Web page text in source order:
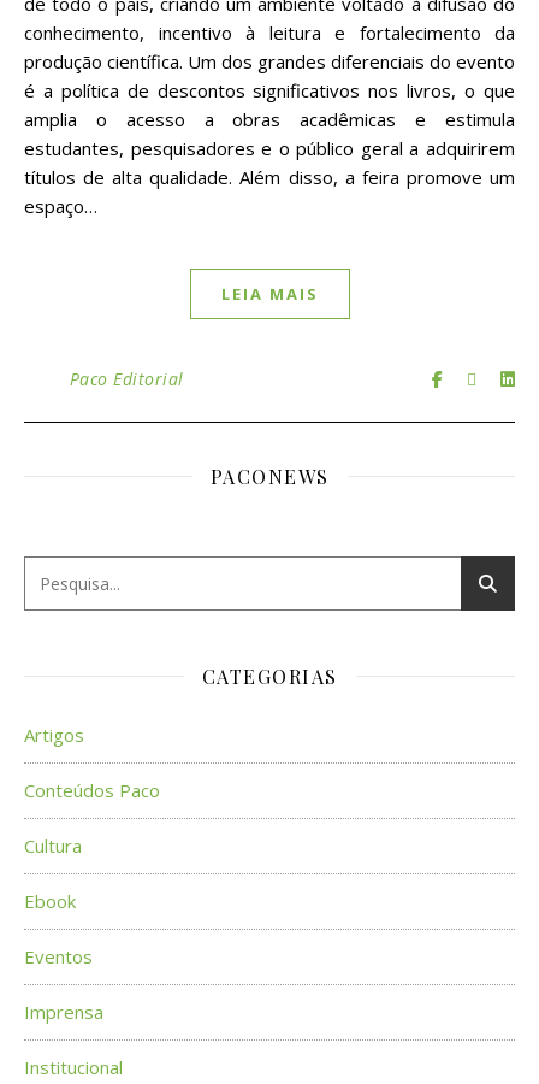
conhecimento, incentivo à leitura e fortalecimento da
produção científica. Um dos grandes diferenciais do evento
é a política de descontos significativos nos livros, o que
amplia o acesso a obras acadêmicas e estimula
estudantes, pesquisadores e o público geral a adquirirem
títulos de alta qualidade. Além disso, a feira promove um
espaço…
LEIA MAIS
Paco Editorial
PACONEWS
CATEGORIAS
Artigos
Conteúdos Paco
Cultura
Ebook
Eventos
Imprensa
Institucional